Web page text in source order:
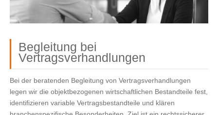
Begleitung bei
Vertragsverhandlungen
Bei der beratenden Begleitung von Vertragsverhandlungen
legen wir die objektbezogenen wirtschaftlichen Bestandteile fest,
identifizieren variable Vertragsbestandteile und klären